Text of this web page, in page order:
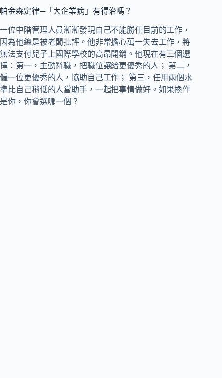
帕金森定律─「大企業病」有得治嗎？
一位中階管理人員漸漸發現自己不能勝任目前的工作，
因為他總是被老闆批評。他非常擔心萬一失去工作，將
無法支付兒子上國際學校的高昂開銷。他現在有三個選
擇：第一，主動辭職，把職位讓給更優秀的人； 第二，
僱一位更優秀的人，協助自己工作； 第三，任用兩個水
準比自己稍低的人當助手，一起把事情做好。如果換作
是你，你會選哪一個？